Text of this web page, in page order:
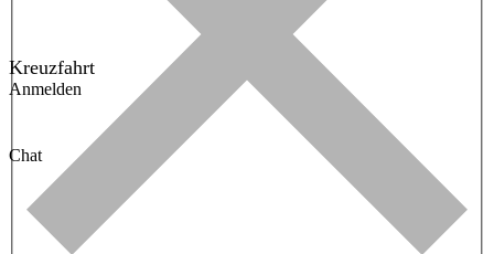
Kreuzfahrt
Anmelden
Chat